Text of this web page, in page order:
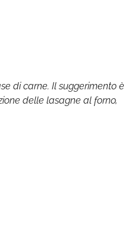
di carne. Il suggerimento è
delle lasagne al forno,